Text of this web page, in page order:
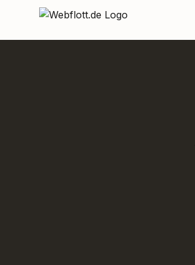
Zum Inhalt springen